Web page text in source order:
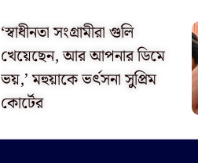
‘স্বাধীনতা সংগ্রামীরা গুলি
খেয়েছেন, আর আপনার ডিমে
ভয়,’ মহুয়াকে ভর্ৎসনা সুুপ্রিম
কোর্টের